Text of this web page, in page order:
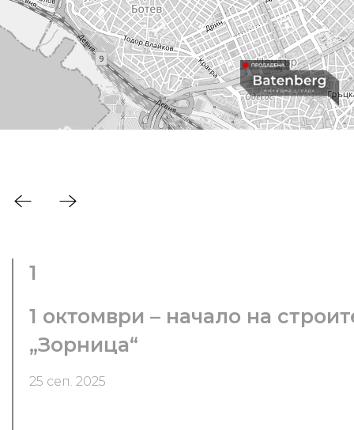
1
1 октомври – начало на
„Зорница“
25 сеп. 2025